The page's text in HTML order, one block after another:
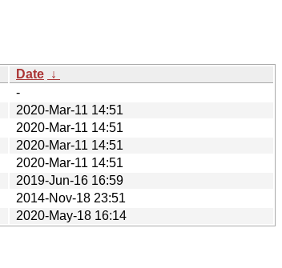
Date ↓
-
2020-Mar-11 14:51
2020-Mar-11 14:51
2020-Mar-11 14:51
2020-Mar-11 14:51
2019-Jun-16 16:59
2014-Nov-18 23:51
2020-May-18 16:14